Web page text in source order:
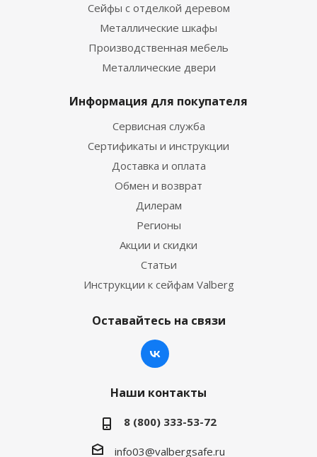
Сейфы с отделкой деревом
Металлические шкафы
Производственная мебель
Металлические двери
Информация для покупателя
Сервисная служба
Сертификаты и инструкции
Доставка и оплата
Обмен и возврат
Дилерам
Регионы
Акции и скидки
Статьи
Инструкции к сейфам Valberg
Оставайтесь на связи
Наши контакты
8 (800) 333-53-72
info03@valbergsafe.ru